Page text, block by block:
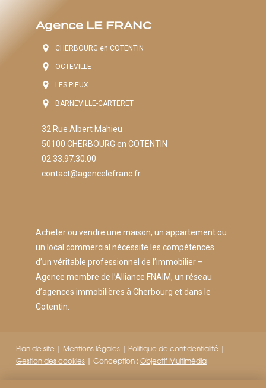
Agence LE FRANC
CHERBOURG en COTENTIN
OCTEVILLE
LES PIEUX
BARNEVILLE-CARTERET
32 Rue Albert Mahieu
50100 CHERBOURG en COTENTIN
02.33.97.30.00
contact@agencelefranc.fr
Acheter ou vendre une maison, un appartement ou
un local commercial nécessite les compétences
d’un véritable professionnel de l’immobilier –
Agence membre de l’Alliance FNAIM, un réseau
d’agences immobilières à Cherbourg et dans le
Cotentin.
Plan de site| Mentions légales| Politique de confidentialité|
Gestion des cookies| Conception : Objectif Multimédia